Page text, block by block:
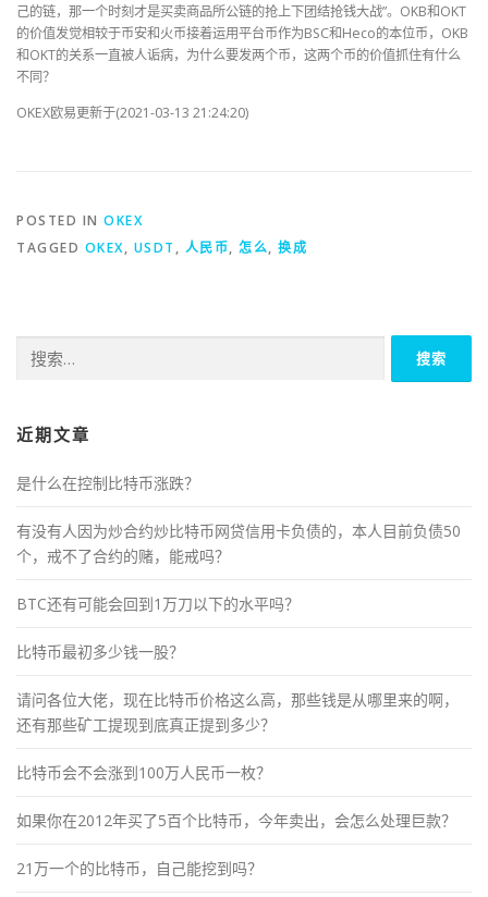
己的链，那一个时刻才是买卖商品所公链的抢上下团结抢钱大战”。OKB和OKT
的价值发觉相较于币安和火币接着运用平台币作为BSC和Heco的本位币，OKB
和OKT的关系一直被人诟病，为什么要发两个币，这两个币的价值抓住有什么
不同？
OKEX欧易更新于(2021-03-13 21:24:20)
POSTED IN OKEX
TAGGED OKEX, USDT , 人民币, 怎么, 换成
索：
近期文章
是什么在控制比特币涨跌？
有没有人因为炒合约炒比特币网贷信用卡负债的，本人目前负债50
个，戒不了合约的赌，能戒吗？
BTC还有可能会回到1万刀以下的水平吗？
比特币最初多少钱一股？
请问各位大佬，现在比特币价格这么高，那些钱是从哪里来的啊，
还有那些矿工提现到底真正提到多少？
比特币会不会涨到100万人民币一枚？
如果你在2012年买了5百个比特币，今年卖出，会怎么处理巨款？
21万一个的比特币，自己能挖到吗？